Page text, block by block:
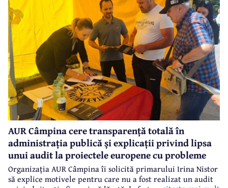
AUR Câmpina cere transparență totală în
administrația publică și explicații privind lipsa
unui audit la proiectele europene cu probleme
Organizația AUR Câmpina îi solicită primarului Irina Nistor
să explice motivele pentru care nu a fost realizat un audit